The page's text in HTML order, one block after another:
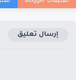
إرسال تعليق